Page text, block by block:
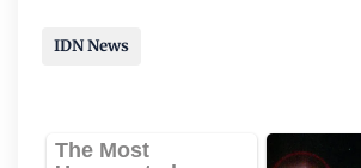
IDN News